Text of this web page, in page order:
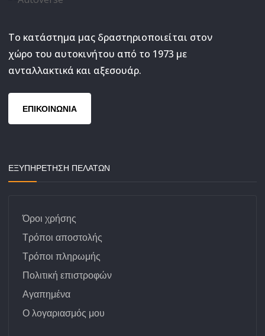
Το κατάστημα μας δραστηριοποιείται στον
χώρο του αυτοκινήτου από το 1973 με
ανταλλακτικά και αξεσουάρ.
ΕΠΙΚΟΙΝΩΝΙΑ
ΕΞΥΠΗΡΕΤΗΣΗ ΠΕΛΑΤΩΝ
Όροι χρήσης
Τρόποι αποστολής
Τρόποι πληρωμής
Πολιτική επιστροφών
Αγαπημένα
Ο λογαριασμός μου